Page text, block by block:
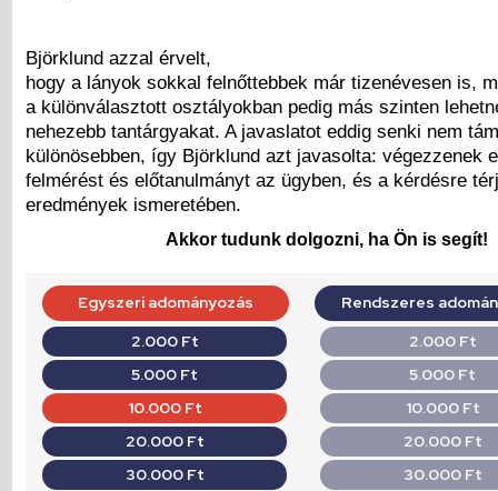
Björklund azzal érvelt,
hogy a lányok sokkal felnőttebbek már tizenévesen is,
a különválasztott osztályokban pedig más szinten
nehezebb tantárgyakat. A javaslatot eddig senki nem
különösebben, így Björklund azt javasolta: végezzenek
felmérést és előtanulmányt az ügyben, és a kérdésre
eredmények ismeretében.
Akkor tudunk dolgozni, ha Ön is segít!